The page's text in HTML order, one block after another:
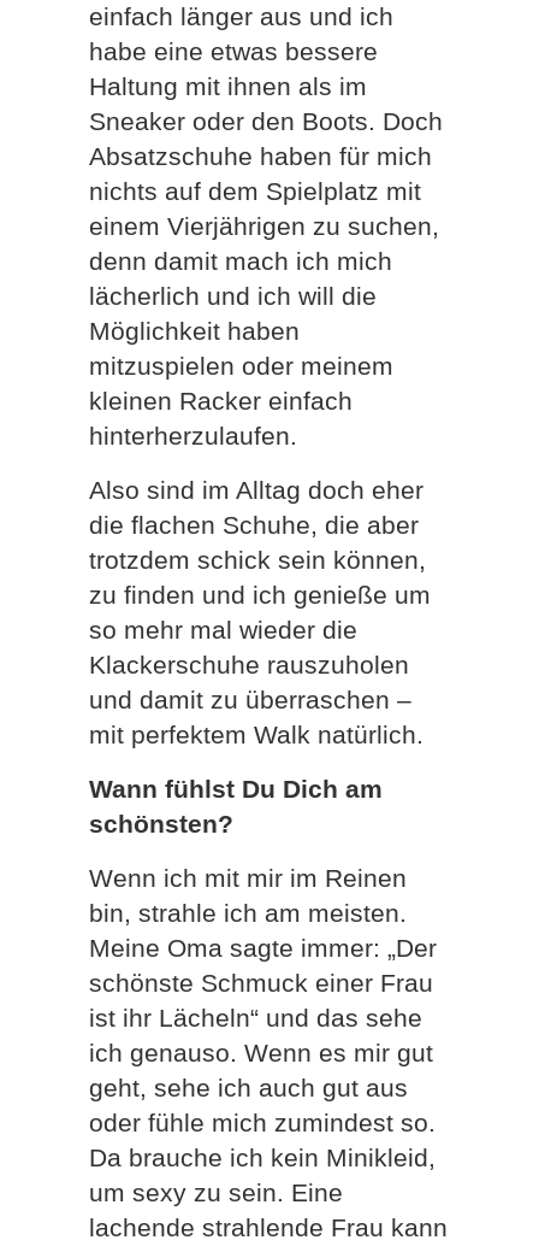
einfach länger aus und ich
habe eine etwas bessere
Haltung mit ihnen als im
Sneaker oder den Boots. Doch
Absatzschuhe haben für mich
nichts auf dem Spielplatz mit
einem Vierjährigen zu suchen,
denn damit mach ich mich
lächerlich und ich will die
Möglichkeit haben
mitzuspielen oder meinem
kleinen Racker einfach
hinterherzulaufen.
Also sind im Alltag doch eher
die flachen Schuhe, die aber
trotzdem schick sein können,
zu finden und ich genieße um
so mehr mal wieder die
Klackerschuhe rauszuholen
und damit zu überraschen –
mit perfektem Walk natürlich.
Wann fühlst Du Dich am
schönsten?
Wenn ich mit mir im Reinen
bin, strahle ich am meisten.
Meine Oma sagte immer: „Der
schönste Schmuck einer Frau
ist ihr Lächeln“ und das sehe
ich genauso. Wenn es mir gut
geht, sehe ich auch gut aus
oder fühle mich zumindest so.
Da brauche ich kein Minikleid,
um sexy zu sein. Eine
lachende strahlende Frau kann